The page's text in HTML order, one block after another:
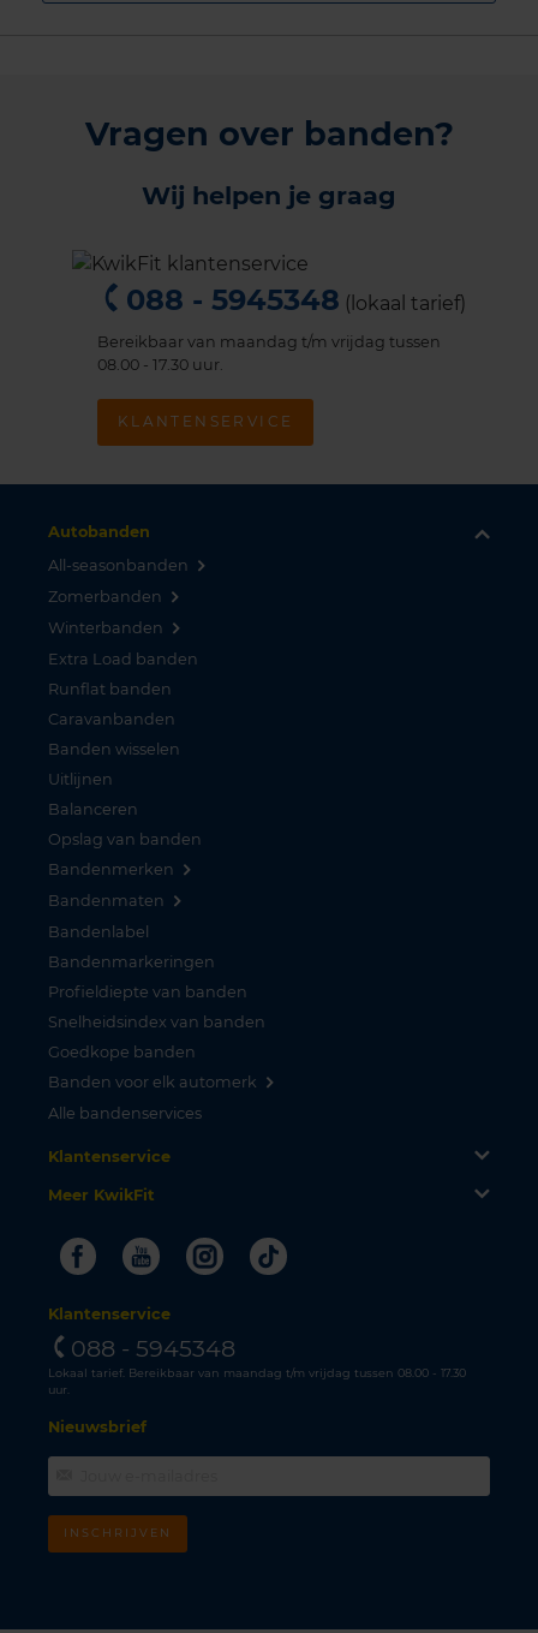
Vragen over banden?
Wij helpen je graag
088 - 5945348 (lokaal tarief)
Bereikbaar van maandag t/m vrijdag tussen
08.00 - 17.30 uur.
KLANTENSERVICE
Autobanden
All-seasonbanden
Zomerbanden
Winterbanden
Extra Load banden
Runflat banden
Caravanbanden
Banden wisselen
Uitlijnen
Balanceren
Opslag van banden
Bandenmerken
Bandenmaten
Bandenlabel
Bandenmarkeringen
Profieldiepte van banden
Snelheidsindex van banden
Goedkope banden
Banden voor elk automerk
Alle bandenservices
Klantenservice
Meer KwikFit
FacebookYoutubeInstagram
Tiktok
Klantenservice
088 - 5945348
Lokaal tarief. Bereikbaar van maandag t/m vrijdag tussen 08.00 - 17.30
uur.
Nieuwsbrief
INSCHRIJVEN